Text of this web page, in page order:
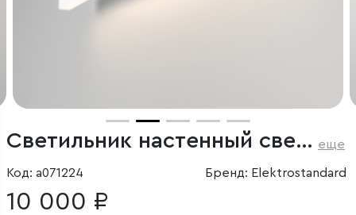
Светильник настенный светодиодный Rino белый еще
Код: a071224 Бренд: Elektrostandard
10 000 ₽